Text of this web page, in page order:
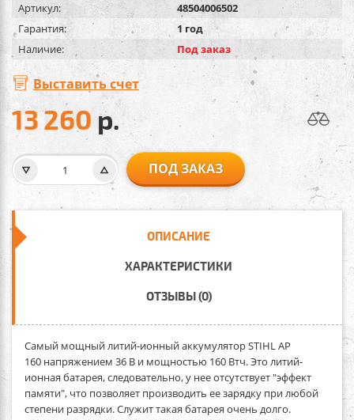
Артикул:
48504006502
Гарантия:
1 год
Наличие:
Под заказ
Выставить счет
13 260 р.
ПОД ЗАКАЗ
ОПИСАНИЕ
ХАРАКТЕРИСТИКИ
ОТЗЫВЫ (0)
Самый мощный литий-ионный аккумулятор STIHL AP
160 напряжением 36 В и мощностью 160 Втч. Это литий-
ионная батарея, следовательно, у нее отсутствует "эффект
памяти", что позволяет производить ее зарядку при любой
степени разрядки. Служит такая батарея очень долго.